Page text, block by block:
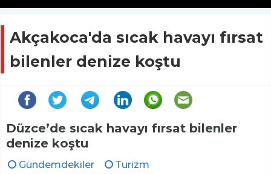
Akçakoca'da sıcak havayı fırsat
bilenler denize koştu
Düzce’de sıcak havayı fırsat bilenler
denize koştu
Gündemdekiler
Turizm